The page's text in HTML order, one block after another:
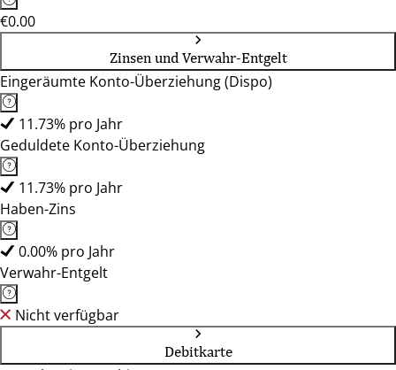
€0.00
Zinsen und Verwahr-Entgelt
Eingeräumte Konto-Überziehung (Dispo)
11.73% pro Jahr
Geduldete Konto-Überziehung
11.73% pro Jahr
Haben-Zins
0.00% pro Jahr
Verwahr-Entgelt
Nicht verfügbar
Debitkarte